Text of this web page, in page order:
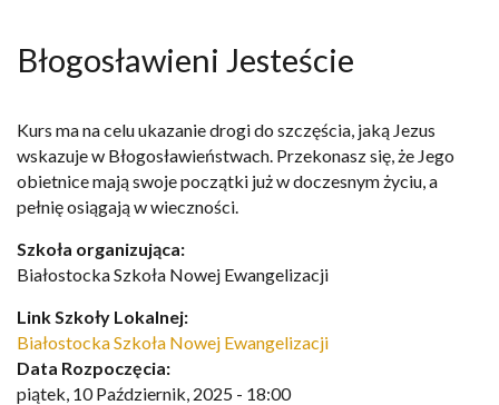
Błogosławieni Jesteście
Kurs ma na celu ukazanie drogi do szczęścia, jaką Jezus
wskazuje w Błogosławieństwach. Przekonasz się, że Jego
obietnice mają swoje początki już w doczesnym życiu, a
pełnię osiągają w wieczności.
Szkoła organizująca:
Białostocka Szkoła Nowej Ewangelizacji
Link Szkoły Lokalnej:
Białostocka Szkoła Nowej Ewangelizacji
Data Rozpoczęcia:
piątek, 10 Październik, 2025 - 18:00